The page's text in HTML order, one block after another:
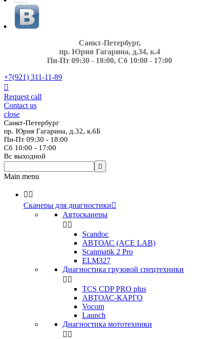
Санкт-Петербург,
пр. Юрия Гагарина, д.34, к.4
Пн-Пт 09:30 - 18:00, Сб 10:00 - 17:00
+7(921) 311-11-89

Request call
Contact us
close
Санкт-Петербург
пр. Юрия Гагарина, д.32, к.6Б
Пн-Пт 09:30 - 18:00
Сб 10:00 - 17:00
Вс выходной

Main menu
 
Сканеры для диагностики
Автосканеры
 
Scandoc
АВТОАС (ACE LAB)
Scanmatik 2 Pro
ELM327
Диагностика грузовой спецтехники
 
TCS CDP PRO plus
АВТОАС-КАРГО
Vocom
Launch
Диагностика мототехники
 